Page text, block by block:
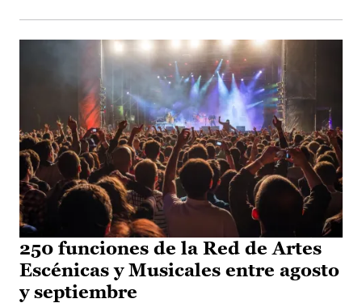
250 funciones de la Red de Artes
Escénicas y Musicales entre agosto
y septiembre